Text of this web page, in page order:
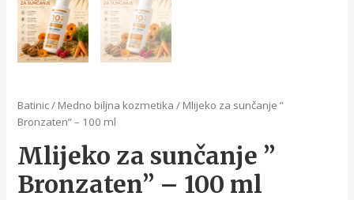
Batinic/ Medno biljna kozmetika / Mlijeko za sunčanje ”
Bronzaten” – 100 ml
Mlijeko za sunčanje ”
Bronzaten” – 100 ml